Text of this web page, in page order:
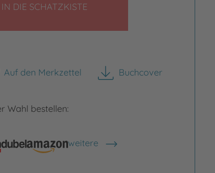
IN DIE SCHATZKISTE
Auf den Merkzettel Buchcover
herunterladen
Wahl bestellen:
weitere
Shops anzeigen